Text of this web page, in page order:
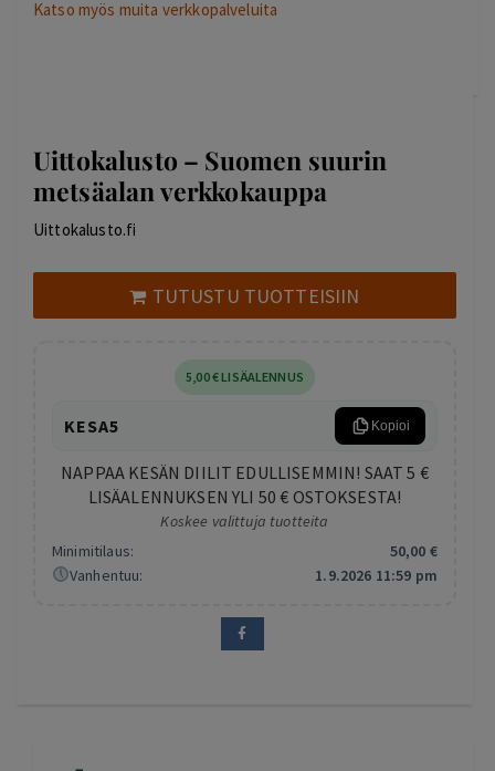
Katso myös muita verkkopalveluita
Uittokalusto – Suomen suurin
metsäalan verkkokauppa
Uittokalusto.fi
TUTUSTU TUOTTEISIIN
5 ,00€LISÄALENNUS
KESA5 Kopioi
NAPPAA KESÄN DIILIT EDULLISEMMIN! SAAT 5 €
LISÄALENNUKSEN YLI 50 € OSTOKSESTA!
Koskee valittuja tuotteita
Minimitilaus:
50,00 €
Vanhentuu:
1.9.2026 11:59 pm